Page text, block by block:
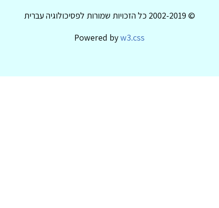
© 2002-2019 כל הזכויות שמורות לפסיכולוגיה עברית
Powered byw3.css